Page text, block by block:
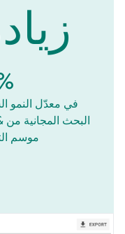
في معدّل النمو
موسم